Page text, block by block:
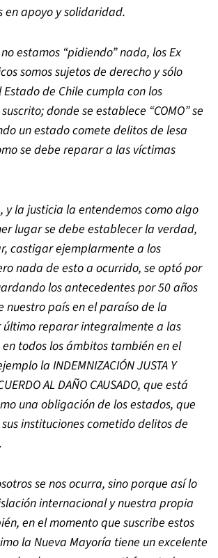
en apoyo y solidaridad.
estamos “pidiendo” nada, los Ex
somos sujetos de derecho y sólo
de Chile cumpla con los
donde se establece “COMO” se
un estado comete delitos de lesa
se debe reparar a las víctimas
y la justicia la entendemos como algo
lugar se debe establecer la verdad,
castigar ejemplarmente a los
nada de esto a ocurrido, se optó por
los antecedentes por 50 años
nuestro país en el paraíso de la
reparar integralmente a las
todos los ámbitos también en el
la INDEMNIZACIÓN JUSTA Y
AL DAÑO CAUSADO, que está
una obligación de los estados, que
instituciones cometido delitos de
se nos ocurra, sino porque así lo
internacional y nuestra propia
en el momento que suscribe estos
la Nueva Mayoría tiene un excelente